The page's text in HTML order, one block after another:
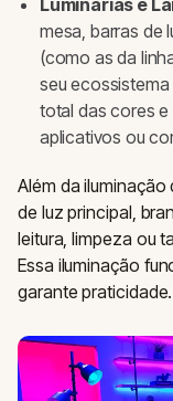
Luminárias e
mesa, barras de
(como as da
seu
total das cores e
aplicativos ou
Além da
de luz principal,
leitura, limpeza ou
Essa iluminação
garante praticidade.